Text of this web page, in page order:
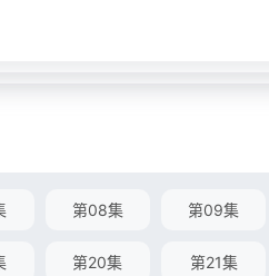
第08集 第09集
第20集 第21集